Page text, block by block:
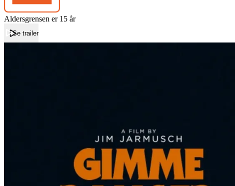
Aldersgrensen er 15 år
Se trailer
The Stooges’ sterke og aggressive rock and roll-stil, som oppsto i
publikum med en blanding av rock, blues, R & B og frijazz, og
The Stooges, et av tidenes største rockeband. GIMME DANGER
inspirerte dem, om grunnene til de økonomiske utfordringene de hadde